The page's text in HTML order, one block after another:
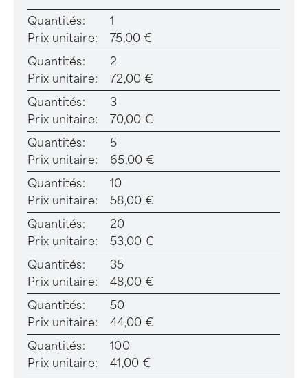
Quantités:
1
Prix unitaire:
75,00 €
Quantités:
2
Prix unitaire:
72,00 €
Quantités:
3
Prix unitaire:
70,00 €
Quantités:
5
Prix unitaire:
65,00 €
Quantités:
10
Prix unitaire:
58,00 €
Quantités:
20
Prix unitaire:
53,00 €
Quantités:
35
Prix unitaire:
48,00 €
Quantités:
50
Prix unitaire:
44,00 €
Quantités:
100
Prix unitaire:
41,00 €